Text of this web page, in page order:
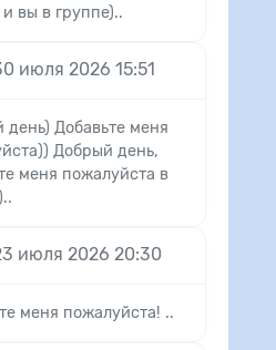
и вы в группе)..
июля 2026 15:51
день) Добавьте меня
Добрый день,
меня пожалуйста в
июля 2026 20:30
меня пожалуйста! ..